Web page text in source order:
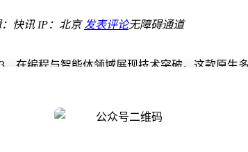
快讯 IP：北京 发表评论无障碍通道
在编程与智能体领域展现技术突破。这款原
更新的AI编程工具MiniMax Code具备自主任
5.5与谷歌Gemini 3.1 Pro，接近Claude
户逻辑的理解及长期协作效率。为验证技术